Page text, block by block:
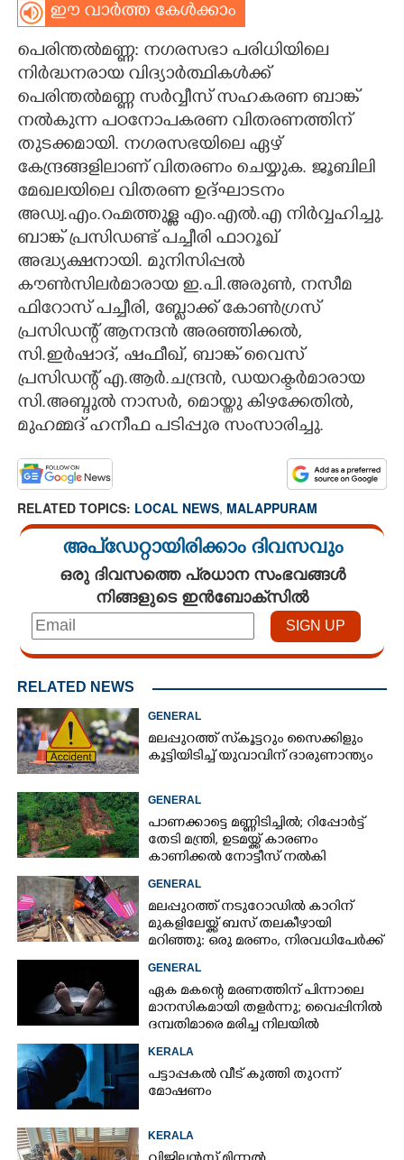
LITERATURE
ZOOM
ഈ വാർത്ത കേൾക്കാം
പെരിന്തൽമണ്ണ: നഗരസഭാ പരിധിയിലെ
നിർദ്ധനരായ വിദ്യാർത്ഥികൾക്ക്
പെരിന്തൽമണ്ണ സർവ്വീസ് സഹകരണ ബാങ്ക്
നൽകുന്ന പഠനോപകരണ വിതരണത്തിന്
തുടക്കമായി. നഗരസഭയിലെ ഏഴ്
കേന്ദ്രങ്ങളിലാണ് വിതരണം ചെയ്യുക. ജൂബിലി
മേഖലയിലെ വിതരണ ഉദ്ഘാടനം
അഡ്വ.എം.റഹ്മത്തുള്ള എം.എൽ.എ നിർവ്വഹിച്ചു.
ബാങ്ക് പ്രസിഡണ്ട് പച്ചീരി ഫാറൂഖ്
അദ്ധ്യക്ഷനായി. മുനിസിപ്പൽ
കൗൺസിലർമാരായ ഇ.പി.അരുൺ, നസീമ
ഫിറോസ് പച്ചീരി, ബ്ലോക്ക് കോൺഗ്രസ്
പ്രസിഡന്റ് ആനന്ദൻ അരഞ്ഞിക്കൽ,
സി.ഇർഷാദ്, ഷഫീഖ്, ബാങ്ക് വൈസ്
പ്രസിഡന്റ് എ.ആർ.ചന്ദ്രൻ, ഡയറക്ടർമാരായ
സി.അബ്ദുൽ നാസർ, മൊയ്തു കിഴക്കേതിൽ,
മുഹമ്മദ് ഹനീഫ പടിപ്പുര സംസാരിച്ചു.
RELATED TOPICS: LOCAL NEWS, MALAPPURAM
അപ്ഡേറ്റായിരിക്കാം ദിവസവും
ഒരു ദിവസത്തെ പ്രധാന സംഭവങ്ങൾ
നിങ്ങളുടെ ഇൻബോക്സിൽ
RELATED NEWS
GENERAL
മലപ്പുറത്ത് സ്‌കൂട്ടറും സൈക്കിളും
കൂട്ടിയിടിച്ച് യുവാവിന് ദാരുണാന്ത്യം
GENERAL
പാണക്കാട്ടെ മണ്ണിടിച്ചിൽ; റിപ്പോർട്ട്
തേടി മന്ത്രി, ഉടമയ്ക്ക് കാരണം
കാണിക്കൽ നോട്ടീസ് നൽകി
GENERAL
മലപ്പുറത്ത് നടുറോഡിൽ കാറിന്
മുകളിലേയ്ക്ക് ബസ് തലകീഴായി
മറിഞ്ഞു: ഒരു മരണം, നിരവധിപേർക്ക്
GENERAL
ഏക മകന്റെ മരണത്തിന് പിന്നാലെ
മാനസികമായി തളർന്നു; വൈപ്പിനിൽ
ദമ്പതിമാരെ മരിച്ച നിലയിൽ
KERALA
പട്ടാപ്പകൽ വീട് കുത്തി തുറന്ന്
മോഷണം
KERALA